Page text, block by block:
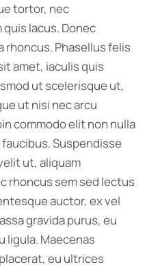
tortor, nec
lacus. Donec
Phasellus felis
amet, iaculis quis
ut scelerisque ut,
ut nisi nec arcu
commodo elit non nulla
Suspendisse
ut, aliquam
rhoncus sem sed lectus
auctor, ex vel
gravida purus, eu
ligula. Maecenas
eu ultrices